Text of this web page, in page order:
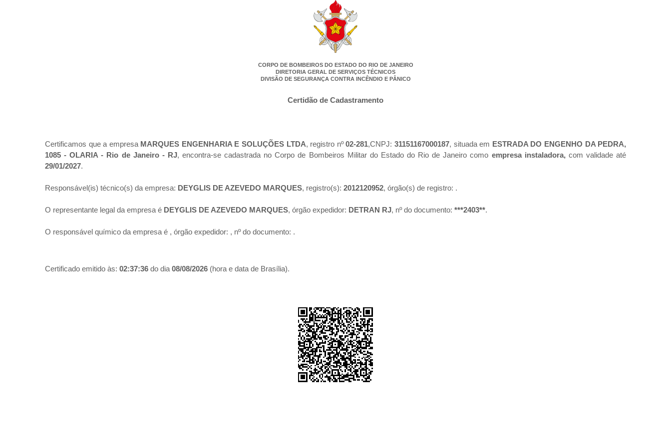
CORPO DE BOMBEIROS DO ESTADO DO RIO DE JANEIRO
DIRETORIA GERAL DE SERVIÇOS TÉCNICOS
DIVISÃO DE SEGURANÇA CONTRA INCÊNDIO E PÂNICO
Certidão de Cadastramento
Certificamos que a empresa MARQUES ENGENHARIA E SOLUÇÕES LTDA, registro nº02-281,CNPJ:31151167000187, situada em ESTRADA DO ENGENHO DA PEDRA,
1085 - OLARIA - Rio de Janeiro - RJ, encontra-se cadastrada no Corpo de Bombeiros Militar do Estado do Rio de Janeiro como empresa instaladora, com validade até
29/01/2027.
Responsável(is) técnico(s) da empresa: DEYGLIS DE AZEVEDO MARQUES, registro(s): 2012120952, órgão(s) de registro: .
O representante legal da empresa é DEYGLIS DE AZEVEDO MARQUES, órgão expedidor: DETRAN RJ, nº do documento: ***2403**.
O responsável químico da empresa é , órgão expedidor: , nº do documento: .
Certificado emitido às: 02:37:36 do dia 08/08/2026 (hora e data de Brasília).